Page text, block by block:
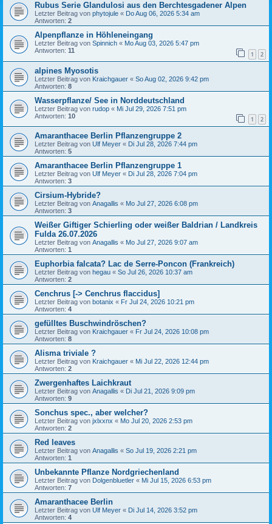
Rubus Serie Glandulosi aus den Berchtesgadener Alpen
Letzter Beitrag von phytojule « Do Aug 06, 2026 5:34 am
Antworten: 2
Alpenpflanze in Höhleneingang
Letzter Beitrag von Spinnich « Mo Aug 03, 2026 5:47 pm
Antworten: 11 1 2
alpines Myosotis
Letzter Beitrag von Kraichgauer « So Aug 02, 2026 9:42 pm
Antworten: 8
Wasserpflanze/ See in Norddeutschland
Letzter Beitrag von rudop « Mi Jul 29, 2026 7:51 pm
Antworten: 10 1 2
Amaranthacee Berlin Pflanzengruppe 2
Letzter Beitrag von Ulf Meyer « Di Jul 28, 2026 7:44 pm
Antworten: 5
Amaranthacee Berlin Pflanzengruppe 1
Letzter Beitrag von Ulf Meyer « Di Jul 28, 2026 7:04 pm
Antworten: 3
Cirsium-Hybride?
Letzter Beitrag von Anagallis « Mo Jul 27, 2026 6:08 pm
Antworten: 3
Weißer Giftiger Schierling oder weißer Baldrian / Landkreis
Fulda 26.07.2026
Letzter Beitrag von Anagallis « Mo Jul 27, 2026 9:07 am
Antworten: 1
Euphorbia falcata? Lac de Serre-Poncon (Frankreich)
Letzter Beitrag von hegau « So Jul 26, 2026 10:37 am
Antworten: 2
Cenchrus [-> Cenchrus flaccidus]
Letzter Beitrag von botanix « Fr Jul 24, 2026 10:21 pm
Antworten: 4
gefülltes Buschwindröschen?
Letzter Beitrag von Kraichgauer « Fr Jul 24, 2026 10:08 pm
Antworten: 8
Alisma triviale ?
Letzter Beitrag von Kraichgauer « Mi Jul 22, 2026 12:44 pm
Antworten: 2
Zwergenhaftes Laichkraut
Letzter Beitrag von Anagallis « Di Jul 21, 2026 9:09 pm
Antworten: 9
Sonchus spec., aber welcher?
Letzter Beitrag von jxlxxnx « Mo Jul 20, 2026 2:53 pm
Antworten: 2
Red leaves
Letzter Beitrag von Anagallis « So Jul 19, 2026 2:21 pm
Antworten: 1
Unbekannte Pflanze Nordgriechenland
Letzter Beitrag von Dolgenbluetler « Mi Jul 15, 2026 6:53 pm
Antworten: 7
Amaranthacee Berlin
Letzter Beitrag von Ulf Meyer « Di Jul 14, 2026 3:52 pm
Antworten: 4